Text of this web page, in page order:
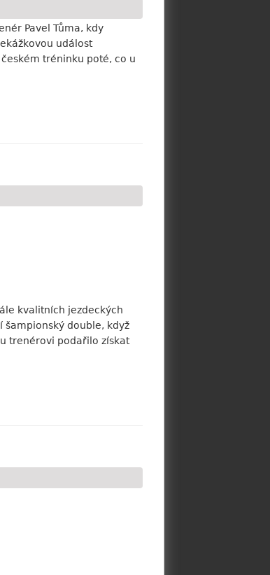
Pavel Tůma, kdy
událost
tréninku poté, co u
kvalitních jezdeckých
šampionský double, když
trenérovi podařilo získat